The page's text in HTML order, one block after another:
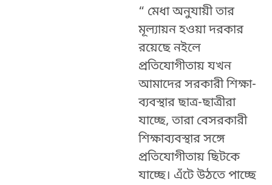
“ মেধা অনুযায়ী তার
মূল্যায়ন হওয়া দরকার
রয়েছে নইলে
প্রতিযোগীতায় যখন
আমাদের সরকারী শিক্ষা-
ব্যবস্থার ছাত্র-ছাত্রীরা
যাচ্ছে, তারা বেসরকারী
শিক্ষাব্যবস্থার সঙ্গে
প্রতিযোগীতায় ছিটকে
যাচ্ছে। এঁটে উঠতে পাচ্ছে